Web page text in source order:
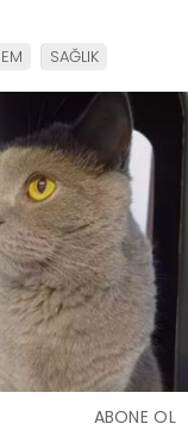
SAĞLIK
ABONE OL